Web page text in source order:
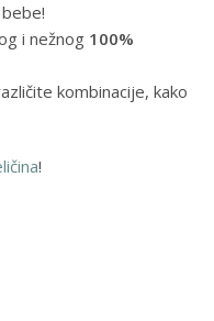
i nežnog 100%
kombinacije, kako
!